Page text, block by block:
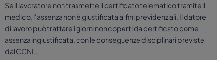
Se il lavoratore non trasmette il certificato telematico tramite il
medico, l'assenza non è giustificata ai fini previdenziali. Il datore
di lavoro può trattare i giorni non coperti da certificato come
assenza ingiustificata, con le conseguenze disciplinari previste
dal CCNL.